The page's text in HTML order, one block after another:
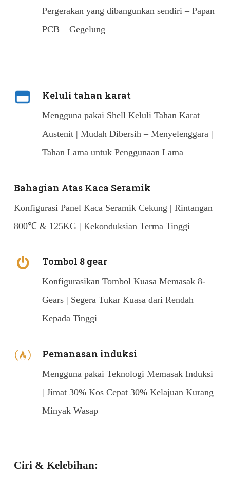
Pergerakan yang dibangunkan sendiri – Papan
PCB – Gegelung
Keluli tahan karat
Mengguna pakai Shell Keluli Tahan Karat
Austenit | Mudah Dibersih – Menyelenggara |
Tahan Lama untuk Penggunaan Lama
Bahagian Atas Kaca Seramik
Konfigurasi Panel Kaca Seramik Cekung | Rintangan
800℃ & 125KG | Kekonduksian Terma Tinggi
Tombol 8 gear
Konfigurasikan Tombol Kuasa Memasak 8-
Gears | Segera Tukar Kuasa dari Rendah
Kepada Tinggi
Pemanasan induksi
Mengguna pakai Teknologi Memasak Induksi
| Jimat 30% Kos Cepat 30% Kelajuan Kurang
Minyak Wasap
Ciri & Kelebihan: